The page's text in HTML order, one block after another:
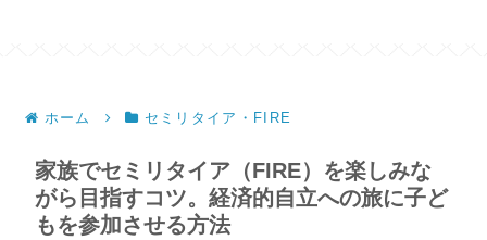
ホーム セミリタイア・FIRE
家族でセミリタイア（FIRE）を楽しみな
がら目指すコツ。経済的自立への旅に子ど
もを参加させる方法